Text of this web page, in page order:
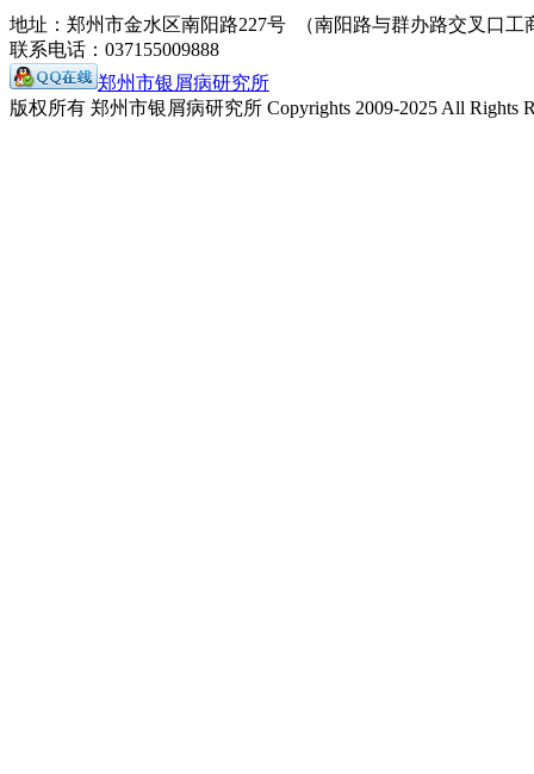
地址：郑州市金水区南阳路227号 （南阳路与群办路交叉口工
联系电话：037155009888
郑州市银屑病研究所
版权所有 郑州市银屑病研究所 Copyrights 2009-2025 All Rights